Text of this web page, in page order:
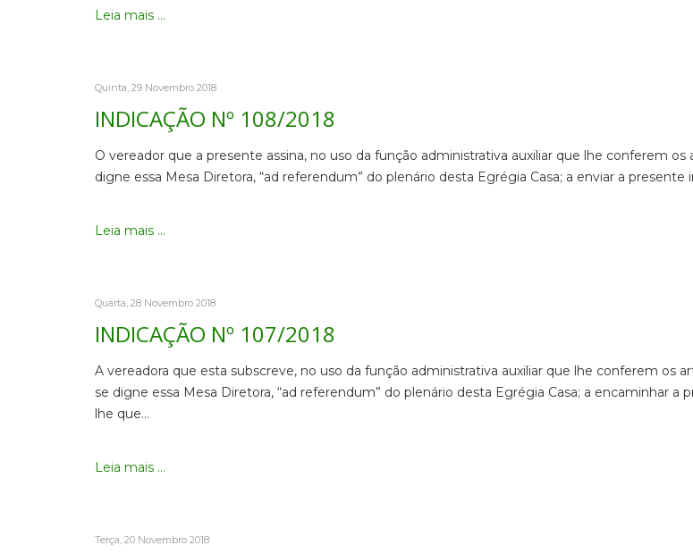
Leia mais ...
Quinta, 29 Novembro 2018
INDICAÇÃO Nº 108/2018
O vereador que a presente assina, no uso da função administrativa auxiliar que lhe conferem
digne essa Mesa Diretora, “ad referendum” do plenário desta Egrégia Casa; a enviar a
Leia mais ...
Quarta, 28 Novembro 2018
INDICAÇÃO Nº 107/2018
A vereadora que esta subscreve, no uso da função administrativa auxiliar que lhe conferem
se digne essa Mesa Diretora, “ad referendum” do plenário desta Egrégia Casa; a encaminhar
lhe que…
Leia mais ...
Terça, 20 Novembro 2018